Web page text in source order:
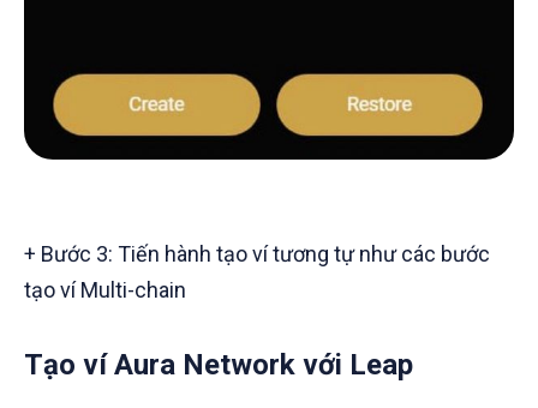
+ Bước 3: Tiến hành tạo ví tương tự như các bước
tạo ví Multi-chain
Tạo ví Aura Network với Leap